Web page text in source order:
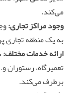
می‌کند.
وجود مراکز تجاری:
به یک منطقه تجاری
ارائه خدمات مختلف:
تعمیرگاه، رستوران
برطرف می‌کند.